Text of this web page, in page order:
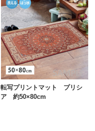
転写プリントマット プリシ
ア 約50×80cm